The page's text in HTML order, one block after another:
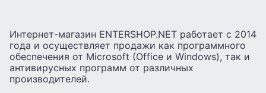
Интернет-магазин ENTERSHOP.NET работает с 2014
года и осуществляет продажи как программного
обеспечения от Microsoft (Office и Windows), так и
антивирусных программ от различных
производителей.